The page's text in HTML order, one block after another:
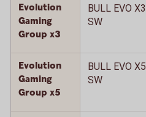
Evolution
Gaming
Group x3
BULL EVO X3
SW
Evolution
Gaming
Group x5
BULL EVO X5
SW